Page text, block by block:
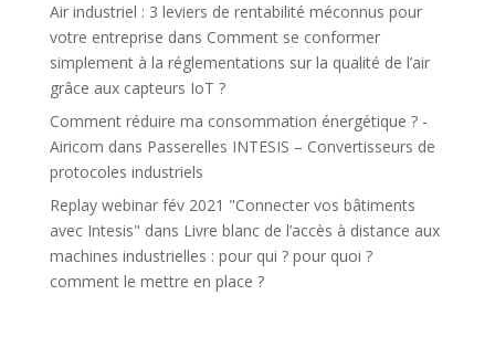
Air industriel : 3 leviers de rentabilité méconnus pour
votre entreprise dans Comment se conformer
simplement à la réglementations sur la qualité de l’air
grâce aux capteurs IoT ?
Comment réduire ma consommation énergétique ? -
Airicom dans Passerelles INTESIS – Convertisseurs de
protocoles industriels
Replay webinar fév 2021 "Connecter vos bâtiments
avec Intesis" dans Livre blanc de l’accès à distance aux
machines industrielles : pour qui ? pour quoi ?
comment le mettre en place ?